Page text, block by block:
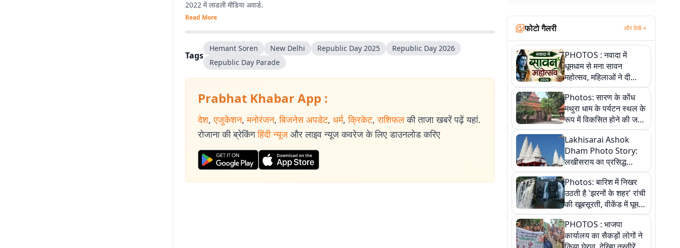
2022 में लाडली मीडिया अवार्ड.
Read More
Tags
Hemant Soren New Delhi Republic Day 2025
Republic Day 2026
Republic Day Parade
Prabhat Khabar App :
देश, एजुकेशन, मनोरंजन, बिजनेस अपडेट, धर्म, क्रिकेट, राशिफल की ताजा खबरें पढ़ें यहां.
रोजाना की ब्रेकिंग हिंदी न्यूज और लाइव न्यूज कवरेज के लिए डाउनलोड करिए
फोटो गैलरी और देखें
PHOTOS : नवादा में
धूमधाम से मना सावन
महोत्सव, महिलाओं ने दी
सांस्कृतिक प्रस्तुतियां
Photos: सारण के कोंध
मथुरा धाम के पर्यटन स्थल के
रूप में विकसित होने की जगी
आस, 9 तस्वीरों में देखें पूरी
कहानी
Lakhisarai Ashok
Dham Photo Story:
लखीसराय का प्रसिद्ध
अशोक धाम—आस्था,
श्रृंगार, अनुष्ठान और
अलौकिक संध्या आरती के
विहंगम दृश्य
Photos: बारिश में निखर
उठती है 'झरनों के शहर' रांची
की खूबसूरती, वीकेंड में घूम
आएं ये 5 वादियां
PHOTOS : भाजपा
कार्यालय का सैकड़ों लोगों ने